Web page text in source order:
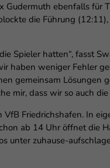
Gudermuth ebenfalls für
die Führung
Spieler hatten“, fasst
haben weniger Fehler
gemeinsam Lösungen
mir, dass wir so auch
Friedrichshafen. In
ab 14 Uhr öffnet die
unter zuhause-